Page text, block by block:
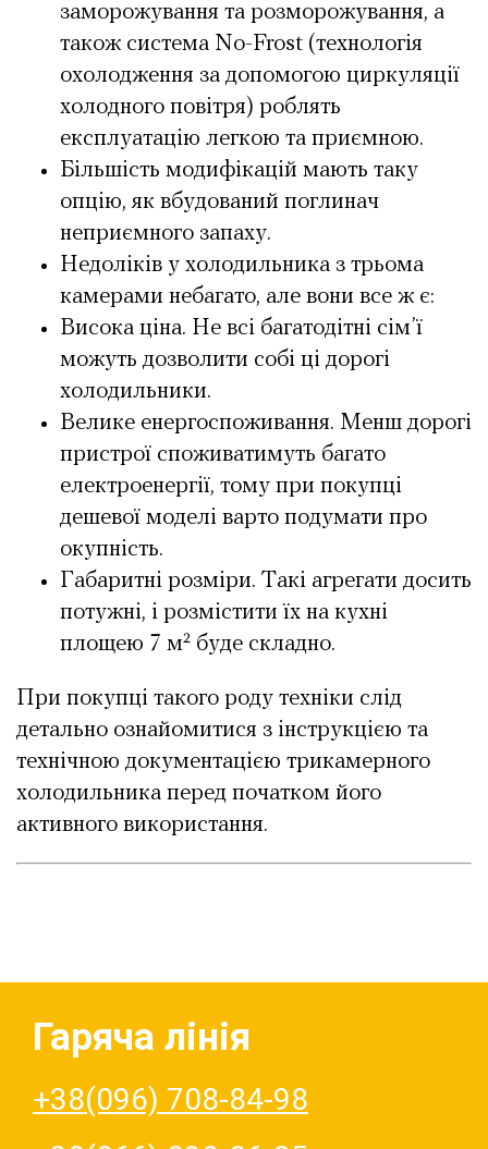
заморожування та розморожування, а
також система No-Frost (технологія
охолодження за допомогою циркуляції
холодного повітря) роблять
експлуатацію легкою та приємною.
Більшість модифікацій мають таку
опцію, як вбудований поглинач
неприємного запаху.
Недоліків у холодильника з трьома
камерами небагато, але вони все ж є:
Висока ціна. Не всі багатодітні сім’ї
можуть дозволити собі ці дорогі
холодильники.
Велике енергоспоживання. Менш дорогі
пристрої споживатимуть багато
електроенергії, тому при покупці
дешевої моделі варто подумати про
окупність.
Габаритні розміри. Такі агрегати досить
потужні, і розмістити їх на кухні
площею 7 м² буде складно.
При покупці такого роду техніки слід
детально ознайомитися з інструкцією та
технічною документацією трикамерного
холодильника перед початком його
активного використання.
Гаряча лінія
+38(096) 708-84-98